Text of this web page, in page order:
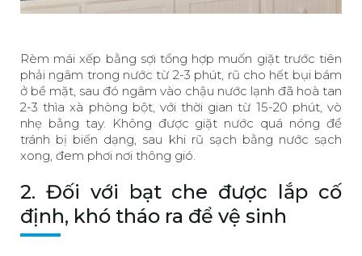
Rèm mái xếp bằng sợi tổng hợp muốn giặt trước tiên
phải ngâm trong nước từ 2-3 phút, rũ cho hết bụi bám
ở bề mặt, sau đó ngâm vào chậu nước lạnh đã hoà tan
2-3 thìa xà phòng bột, với thời gian từ 15-20 phút, vò
nhẹ bằng tay. Không được giặt nước quá nóng để
tránh bị biến dạng, sau khi rũ sạch bằng nước sạch
xong, đem phơi nơi thông gió.
2. Đối với bạt che được lắp cố
định, khó tháo ra để vệ sinh